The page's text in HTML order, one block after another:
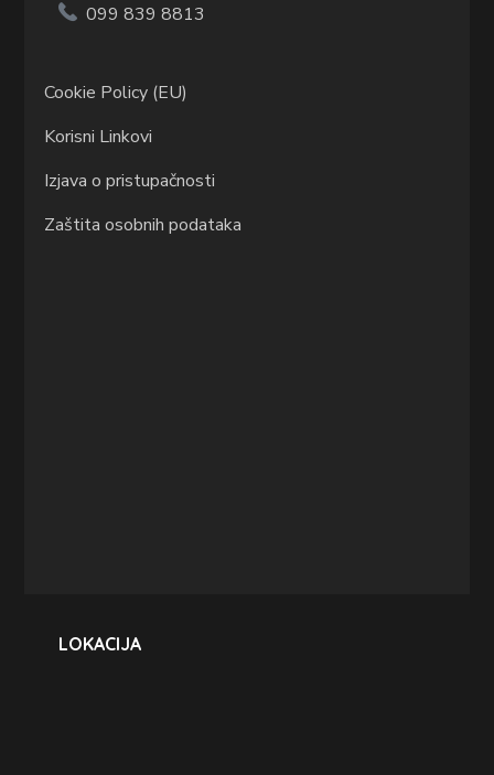
099 839 8813
Cookie Policy (EU)
Korisni Linkovi
Izjava o pristupačnosti
Zaštita osobnih podataka
LOKACIJA